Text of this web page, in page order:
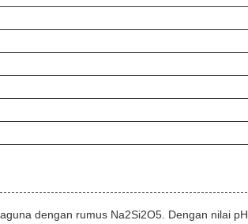
dengan rumus Na2Si2O5. Dengan nilai